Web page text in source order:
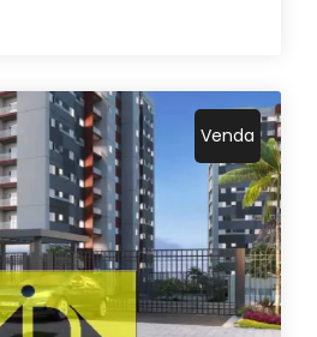
Venda